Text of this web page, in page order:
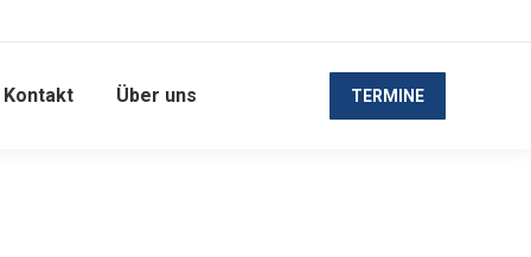
Kontakt Über uns TERMINE